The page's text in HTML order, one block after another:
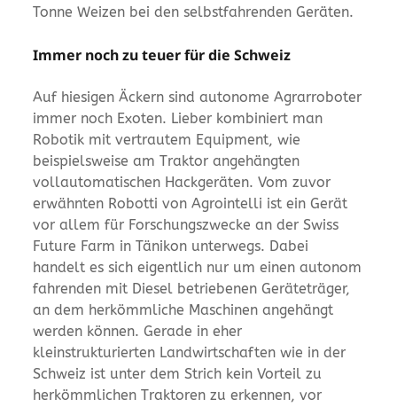
Tonne Weizen bei den selbstfahrenden Geräten.
Immer noch zu teuer für die Schweiz
Auf hiesigen Äckern sind autonome Agrarroboter
immer noch Exoten. Lieber kombiniert man
Robotik mit vertrautem Equipment, wie
beispielsweise am Traktor angehängten
vollautomatischen Hackgeräten. Vom zuvor
erwähnten Robotti von Agrointelli ist ein Gerät
vor allem für Forschungszwecke an der Swiss
Future Farm in Tänikon unterwegs. Dabei
handelt es sich eigentlich nur um einen autonom
fahrenden mit Diesel betriebenen Geräteträger,
an dem herkömmliche Maschinen angehängt
werden können. Gerade in eher
kleinstrukturierten Landwirtschaften wie in der
Schweiz ist unter dem Strich kein Vorteil zu
herkömmlichen Traktoren zu erkennen, vor